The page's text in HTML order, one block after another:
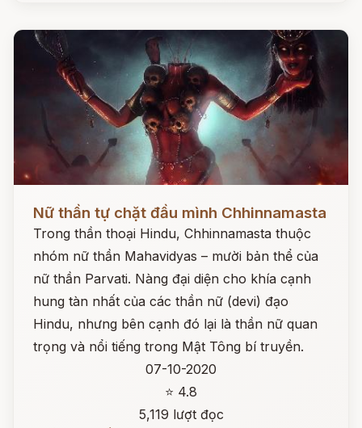
Nữ thần tự chặt đầu mình Chhinnamasta
Trong thần thoại Hindu, Chhinnamasta thuộc
nhóm nữ thần Mahavidyas – mười bản thể của
nữ thần Parvati. Nàng đại diện cho khía cạnh
hung tàn nhất của các thần nữ (devi) đạo
Hindu, nhưng bên cạnh đó lại là thần nữ quan
trọng và nổi tiếng trong Mật Tông bí truyền.
07-10-2020
⭐ 4.8
5,119 lượt đọc